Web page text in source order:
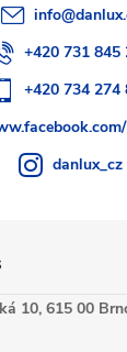
info@
+420 731 845
+420 734 274
danlux_cz
10, 615 00